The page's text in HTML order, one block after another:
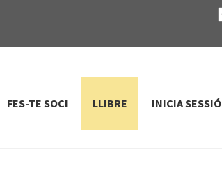
FES-TE SOCI LLIBRE INICIA SESSIÓ